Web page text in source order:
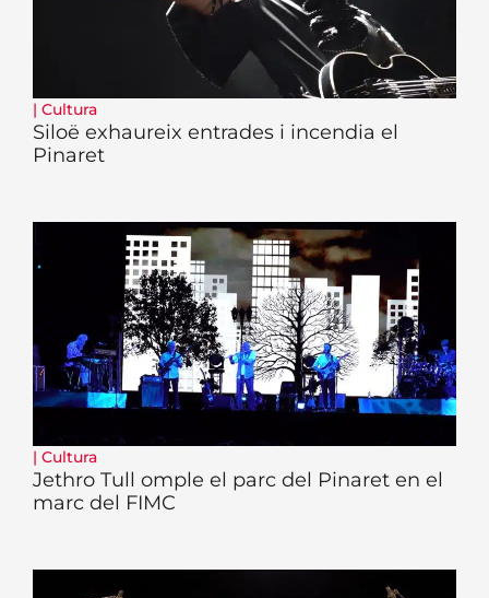
| Cultura
Siloë exhaureix entrades i incendia el
Pinaret
| Cultura
Jethro Tull omple el parc del Pinaret en el
marc del FIMC